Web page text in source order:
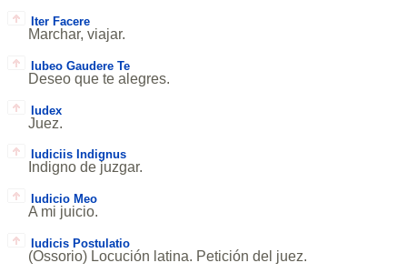
Iter Facere
Marchar, viajar.
Iubeo Gaudere Te
Deseo que te alegres.
Iudex
Juez.
Iudiciis Indignus
Indigno de juzgar.
Iudicio Meo
A mi juicio.
Iudicis Postulatio
(Ossorio) Locución latina. Petición del juez.